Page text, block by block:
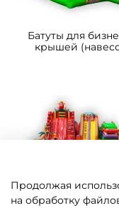
Батуты для
крышей
Продолжая
на обработку